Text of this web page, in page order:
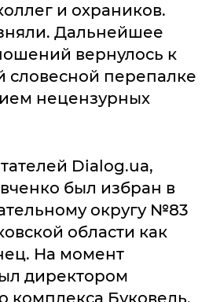
и охраников.
Дальнейшее
вернулось к
словесной перепалке
нецензурных
Dialog.ua,
был избран в
округу №83
области как
На момент
директором